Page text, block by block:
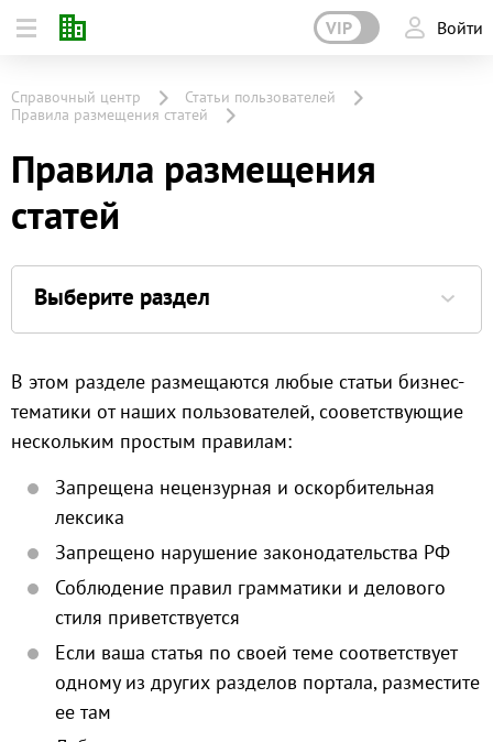
VIP Войти
Справочный центр
Статьи пользователей
Правила размещения статей
Правила размещения
статей
Выберите раздел
В этом разделе размещаются любые статьи бизнес-
тематики от наших пользователей, сооветствующие
нескольким простым правилам:
Запрещена нецензурная и оскорбительная
лексика
Запрещено нарушение законодательства РФ
Соблюдение правил грамматики и делового
стиля приветствуется
Если ваша статья по своей теме соответствует
одному из других разделов портала, разместите
ее там